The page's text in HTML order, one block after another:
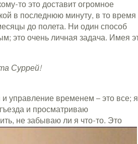
то это доставит огромное
в ​​последнюю минуту, в то время
до полета. Ни один способ
это очень личная задача. Имея
Суррей!
управление временем – это все; я
и просматриваю
не забываю ли я что-то. Это